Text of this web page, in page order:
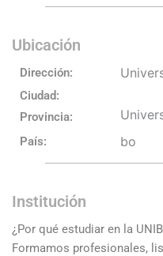
Ubicación
Dirección:
Ciudad:
Provincia:
País: bo
Institución
¿Por qué estudiar en la
Formamos profesionales,